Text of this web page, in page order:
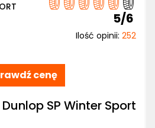
5/6
Ilość opinii: 252
cenę
SP Winter Sport